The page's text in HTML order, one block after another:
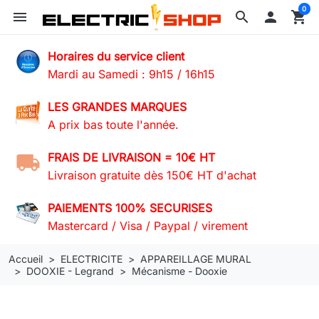
search
menu  shopping_cart
0
Horaires du service client
Mardi au Samedi : 9h15 / 16h15
LES GRANDES MARQUES
A prix bas toute l'année.
FRAIS DE LIVRAISON = 10€ HT
Livraison gratuite dès 150€ HT d'achat
PAIEMENTS 100% SECURISES
Mastercard / Visa / Paypal / virement
Accueil ELECTRICITE
APPAREILLAGE MURAL
DOOXIE - Legrand
Mécanisme - Dooxie